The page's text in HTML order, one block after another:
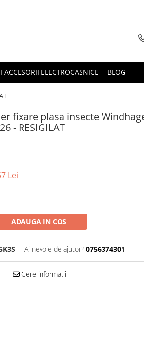
ACCESORII ELECTROCASNICE BLOG
fixare plasa insecte
- RESIGILAT
Lei
ADAUGA IN COS
Ai nevoie de ajutor? 0756374301
Cere informatii